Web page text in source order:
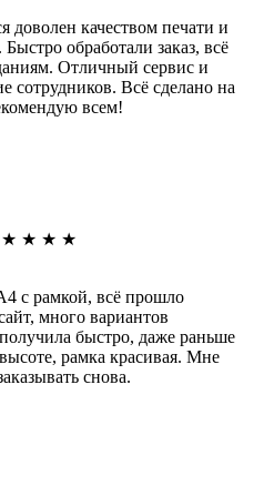
доволен качеством печати и
обработали заказ, всё
Отличный сервис и
сотрудников. Всё сделано на
всем!
★ ★ ★ ★
с рамкой, всё прошло
много вариантов
быстро, даже раньше
рамка красивая. Мне
снова.